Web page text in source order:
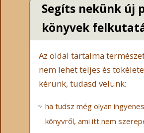
Segíts nekünk új
könyvek
Az oldal tartalma
nem lehet teljes és
kérünk, tudasd velünk:
ha tudsz még olyan
könyvről, ami itt nem